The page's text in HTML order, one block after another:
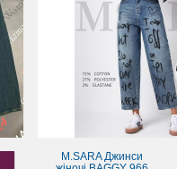
M.SARA Джинси